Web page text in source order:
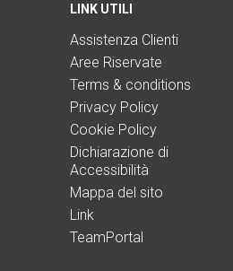
LINK UTILI
Assistenza Clienti
Aree Riservate
Terms & conditions
Privacy Policy
Cookie Policy
Dichiarazione di
Accessibilità
Mappa del sito
Link
TeamPortal